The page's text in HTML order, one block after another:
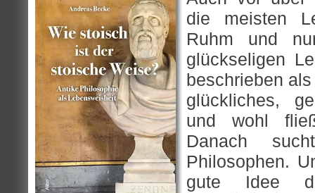
die meisten
Ruhm und
glückseligen
beschrieben
glückliches,
und wohl
Danach
Philosophen.
gute Idee